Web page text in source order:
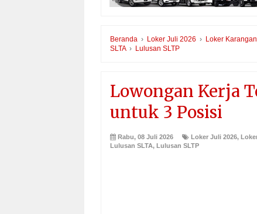
Beranda › Loker Juli 2026 › Loker
SLTA › Lulusan SLTP
Lowongan Kerja
untuk 3 Posisi
Rabu, 08 Juli 2026 Loker Juli 2026,
Lulusan SLTA, Lulusan SLTP